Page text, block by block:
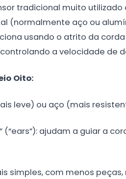
tradicional muito
(normalmente aço ou
usando o atrito da
a velocidade de
Oito:
leve) ou aço (mais
(“ears”): ajudam a guiar a
simples, com menos peças,